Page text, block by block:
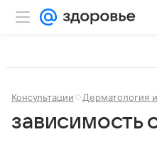
Консультации Дерматология
зависимость